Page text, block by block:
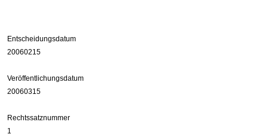
Entscheidungsdatum
20060215
Veröffentlichungsdatum
20060315
Rechtssatznummer
1